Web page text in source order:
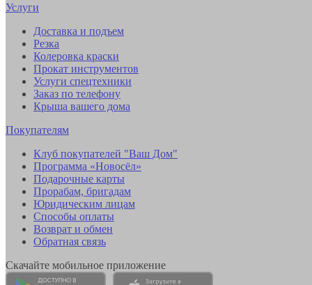
Услуги
Доставка и подъем
Резка
Колеровка краски
Прокат инструментов
Услуги спецтехники
Заказ по телефону
Крыша вашего дома
Покупателям
Клуб покупателей "Ваш Дом"
Программа «Новосёл»
Подарочные карты
Прорабам, бригадам
Юридическим лицам
Способы оплаты
Возврат и обмен
Обратная связь
Скачайте мобильное приложение